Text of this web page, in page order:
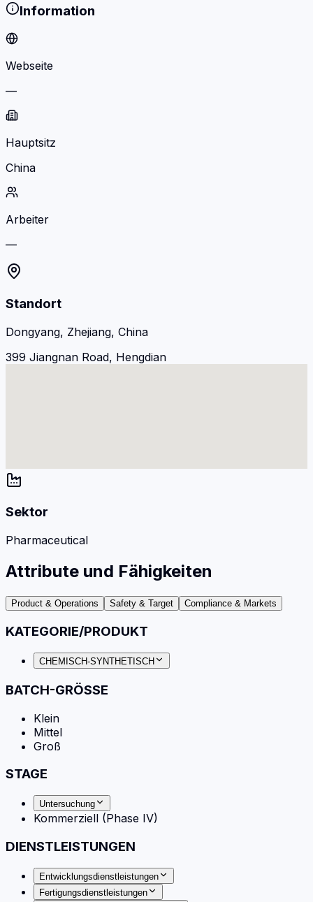
Information
Webseite
—
Hauptsitz
China
Arbeiter
—
Standort
Dongyang, Zhejiang, China
399 Jiangnan Road, Hengdian
Sektor
Pharmaceutical
Attribute und Fähigkeiten
Product & Operations Safety & Target Compliance & Markets
KATEGORIE/PRODUKT
CHEMISCH-SYNTHETISCH
BATCH-GRÖSSE
Klein
Mittel
Groß
STAGE
Untersuchung
Kommerziell (Phase IV)
DIENSTLEISTUNGEN
Entwicklungsdienstleistungen
Fertigungsdienstleistungen